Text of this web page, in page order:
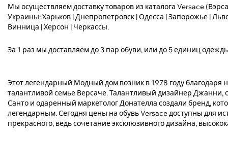
Мы осуществляем доставку товаров из каталога Versace
Украины: Харьков | Днепропетровск | Одесса | Запорожье |
Винница | Херсон | Черкассы.
За 1 раз мы доставляем до 3 пар обуви, или до 5 единиц
Этот легендарный Модный дом возник в 1978 году благодаря
талантливой семье Версаче. Талантливый дизайнер Джанни,
Санто и одаренный маркетолог Донателла создали бренд,
легендарным. Сегодня цены на обувь Versace доступны для
прекрасного, ведь сочетание эксклюзивного дизайна,